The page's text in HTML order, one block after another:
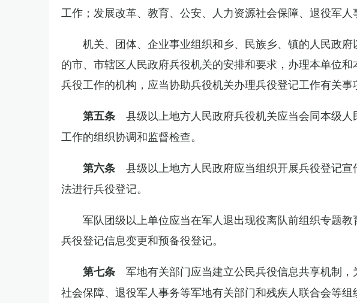
工作；发展改革、教育、公安、人力资源社会保障、退役军人
机关、团体、企业事业组织和乡、民族乡、镇的人民政
的市、市辖区人民政府兵役机关的安排和要求，办理本单位
兵役工作的机构，应当协助兵役机关办理兵役登记工作有关事
第五条 县级以上地方人民政府兵役机关应当会同本级
工作的组织协调和监督检查。
第六条 县级以上地方人民政府应当组织开展兵役登记
法进行兵役登记。
军队团级以上单位应当在军人退出现役离队前组织专题
兵役登记信息变更和预备役登记。
第七条 军地有关部门应当建立公民兵役信息共享机制
社会保障、退役军人事务等军地有关部门和残疾人联合会等组